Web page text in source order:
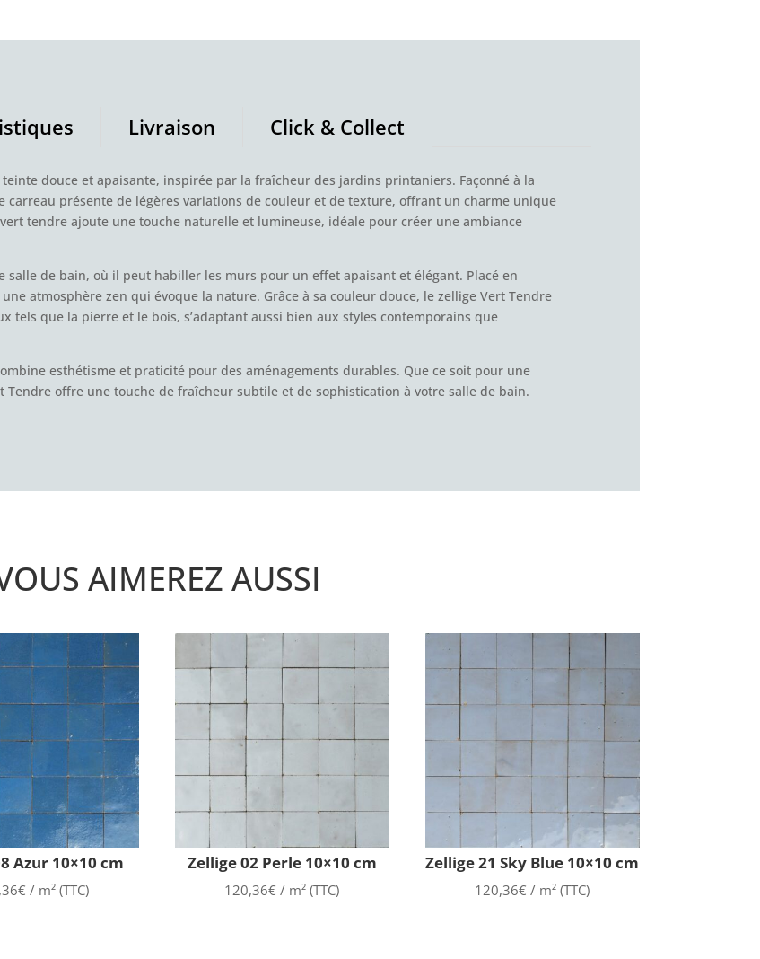
Livraison Click & Collect
douce et apaisante, inspirée par la fraîcheur des jardins printaniers. Façonné à la
carreau présente de légères variations de couleur et de texture, offrant un charme unique
tendre ajoute une touche naturelle et lumineuse, idéale pour créer une ambiance
salle de bain, où il peut habiller les murs pour un effet apaisant et élégant. Placé en
atmosphère zen qui évoque la nature. Grâce à sa couleur douce, le zellige Vert Tendre
tels que la pierre et le bois, s’adaptant aussi bien aux styles contemporains que
esthétisme et praticité pour des aménagements durables. Que ce soit pour une
Tendre offre une touche de fraîcheur subtile et de sophistication à votre salle de bain.
AIMEREZ AUSSI
Azur 10×10 cm
€ / m² (TTC)
Zellige 02 Perle 10×10 cm
120,36€ / m² (TTC)
Zellige 21 Sky Blue 10×10 cm
120,36€ / m² (TTC)